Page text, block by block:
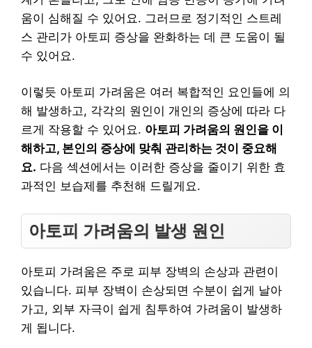
움이 심해질 수 있어요. 그러므로 정기적인 스트레
스 관리가 아토피 증상을 완화하는 데 큰 도움이 될
수 있어요.
이렇듯 아토피 가려움은 여러 복합적인 요인들에 의
해 발생하고, 각각의 원인이 개인의 증상에 따라 다
르게 작용할 수 있어요. 아토피 가려움의 원인을 이
해하고, 본인의 증상에 맞춰 관리하는 것이 중요해
요. 다음 섹션에서는 이러한 증상을 줄이기 위한 효
과적인 보습제를 추천해 드릴게요.
아토피 가려움의 발생 원인
아토피 가려움은 주로 피부 장벽의 손상과 관련이
있습니다. 피부 장벽이 손상되면 수분이 쉽게 날아
가고, 외부 자극이 쉽게 침투하여 가려움이 발생하
게 됩니다.